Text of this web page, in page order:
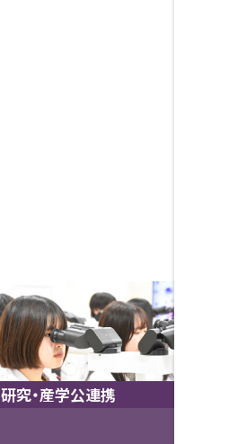
研究・産学公連携